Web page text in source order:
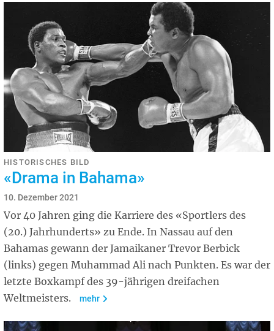
HISTORISCHES BILD
«Drama in Bahama»
10. Dezember 2021
Vor 40 Jahren ging die Karriere des «Sportlers des
(20.) Jahrhunderts» zu Ende. In Nassau auf den
Bahamas gewann der Jamaikaner Trevor Berbick
(links) gegen Muhammad Ali nach Punkten. Es war der
letzte Boxkampf des 39-jährigen dreifachen
Weltmeisters.
mehr